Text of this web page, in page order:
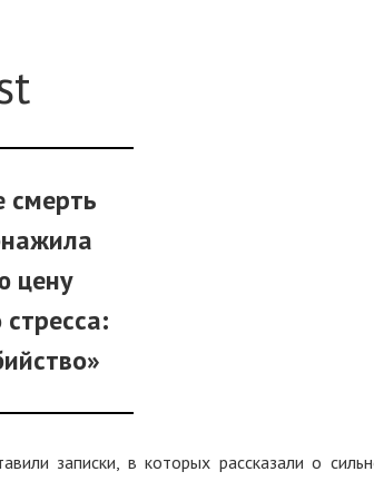
цену
записки, в которых рассказали о